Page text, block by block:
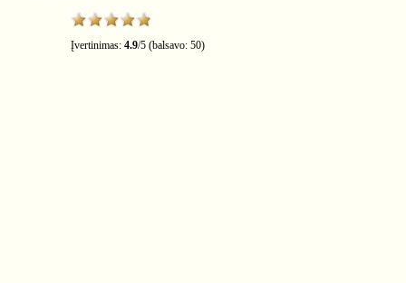
Įvertinimas: 4.9/5 (balsavo: 50)